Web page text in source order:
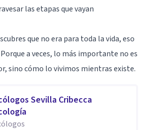
las etapas que vayan
que no era para toda la vida, eso
a veces, lo más importante no es
sino cómo lo vivimos mientras existe.
Sevilla Cribecca